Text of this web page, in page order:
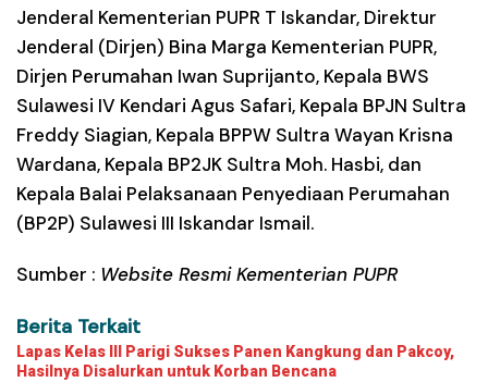
Jenderal Kementerian PUPR T Iskandar, Direktur
Jenderal (Dirjen) Bina Marga Kementerian PUPR,
Dirjen Perumahan Iwan Suprijanto, Kepala BWS
Sulawesi IV Kendari Agus Safari, Kepala BPJN Sultra
Freddy Siagian, Kepala BPPW Sultra Wayan Krisna
Wardana, Kepala BP2JK Sultra Moh. Hasbi, dan
Kepala Balai Pelaksanaan Penyediaan Perumahan
(BP2P) Sulawesi III Iskandar Ismail.
Sumber : Website Resmi Kementerian PUPR
Berita Terkait
Lapas Kelas III Parigi Sukses Panen Kangkung dan Pakcoy,
Hasilnya Disalurkan untuk Korban Bencana